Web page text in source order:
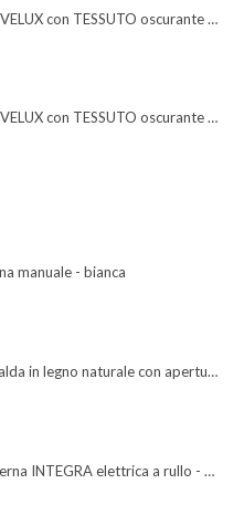
TAPPARELLA SOFT VELUX con TESSUTO oscurante solare
TAPPARELLA SOFT VELUX con TESSUTO oscurante solare
manuale - bianca
Finestra per tetti a falda in legno naturale con apertura a bilico manuale
Tenda oscurante interna INTEGRA elettrica a rullo - beige